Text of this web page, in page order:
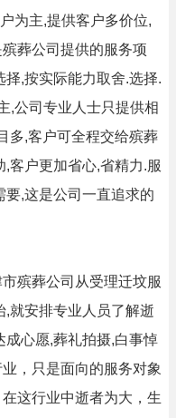
为主,提供客户多价位,
葬公司提供的服务项
择,按实际能力取舍.选择.
,公司专业人士只提供相
多,客户可全程交给殡葬
客户更加省心,省精力.服
,这是公司一直追求的
殡葬公司从受理迁坟服
就安排专业人员了解逝
成心愿,葬礼拍摄,白事悼
，只是面向的服务对象
这行业中逝者为大，生